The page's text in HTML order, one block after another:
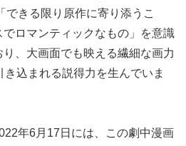
できる限り原作に寄り添うこ
ロマンティックなもの」を意識
、大画面でも映える繊細な画力
込まれる説得力を生んでいま
年6月17日には、この劇中漫画